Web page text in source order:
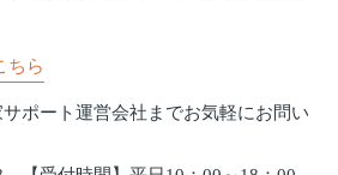
ちら
ポート運営会社までお気軽にお問い